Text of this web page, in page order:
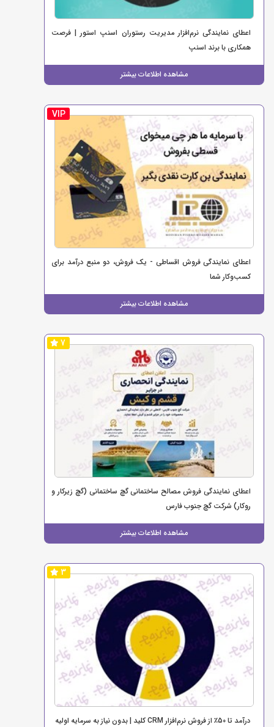
اعطای نمایندگی نرم‌افزار مدیریت رستوران اسنپ استور | فرصت
همکاری با برند اسنپ
مشاهده اطلاعات بیشتر
VIP
اعطای نمایندگی فروش اقساطی - یک فروش، دو منبع درآمد برای
کسب‌وکار شما
مشاهده اطلاعات بیشتر
7
اعطای نمایندگی فروش مصالح ساختمانی گچ ساختمانی (گچ زیرکار و
روکار) شرکت گچ جنوب فارس
مشاهده اطلاعات بیشتر
3
درآمد تا 50٪ از فروش نرم‌افزار CRM کلید | بدون نیاز به سرمایه اولیه